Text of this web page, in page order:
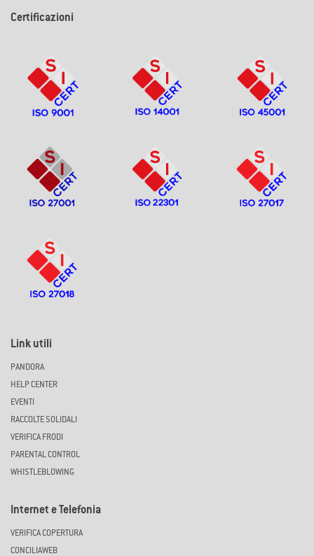
Certificazioni
Link utili
PANDORA
HELP CENTER
EVENTI
RACCOLTE SOLIDALI
VERIFICA FRODI
PARENTAL CONTROL
WHISTLEBLOWING
Internet e Telefonia
VERIFICA COPERTURA
CONCILIAWEB